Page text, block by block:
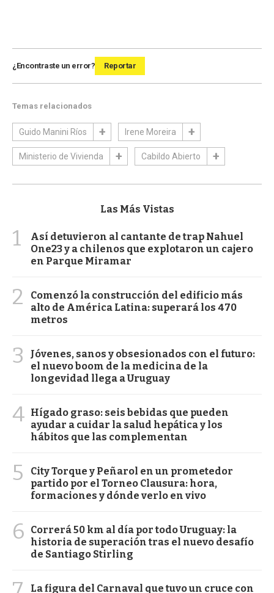
¿Encontraste un error? Reportar
Temas relacionados
Guido Manini Ríos Irene Moreira
Ministerio de Vivienda Cabildo Abierto
Las Más Vistas
1
Así detuvieron al cantante de trap Nahuel
One23 y a chilenos que explotaron un cajero
en Parque Miramar
2
Comenzó la construcción del edificio más
alto de América Latina: superará los 470
metros
3
Jóvenes, sanos y obsesionados con el futuro:
el nuevo boom de la medicina de la
longevidad llega a Uruguay
4 Hígado graso: seis bebidas que pueden
ayudar a cuidar la salud hepática y los
hábitos que las complementan
5
City Torque y Peñarol en un prometedor
partido por el Torneo Clausura: hora,
formaciones y dónde verlo en vivo
6
Correrá 50 km al día por todo Uruguay: la
historia de superación tras el nuevo desafío
de Santiago Stirling
La figura del Carnaval que tuvo un cruce con